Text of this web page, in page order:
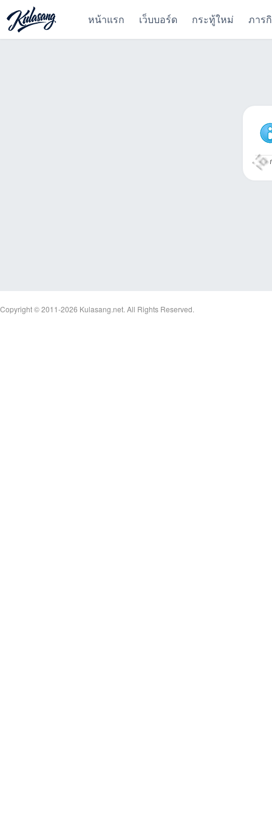
หน้าแรก เว็บบอร์ด กระทู้ใหม่ ภาร
Copyright © 2011-2026 Kulasang.net. All Rights Reserved.